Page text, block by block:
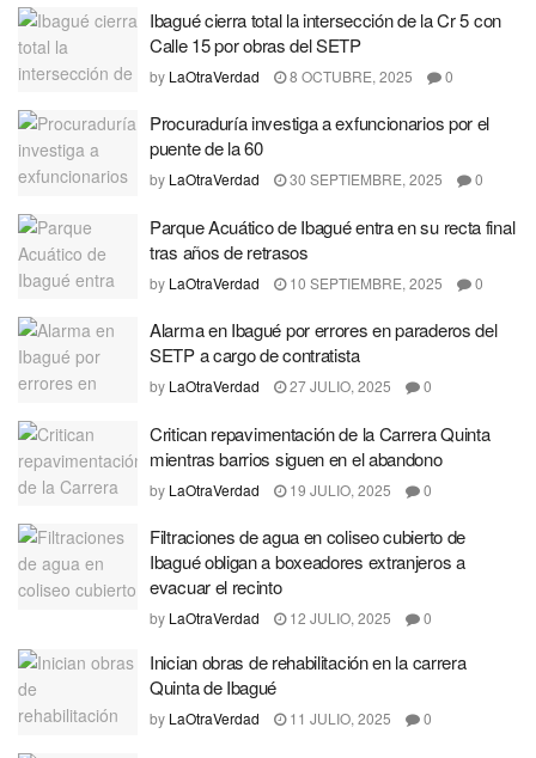
Ibagué cierra total la intersección de la Cr 5 con
Calle 15 por obras del SETP
by LaOtraVerdad 8 OCTUBRE, 2025 0
Procuraduría investiga a exfuncionarios por el
puente de la 60
by LaOtraVerdad 30 SEPTIEMBRE, 2025 0
Parque Acuático de Ibagué entra en su recta final
tras años de retrasos
by LaOtraVerdad 10 SEPTIEMBRE, 2025 0
Alarma en Ibagué por errores en paraderos del
SETP a cargo de contratista
by LaOtraVerdad 27 JULIO, 2025 0
Critican repavimentación de la Carrera Quinta
mientras barrios siguen en el abandono
by LaOtraVerdad 19 JULIO, 2025 0
Filtraciones de agua en coliseo cubierto de
Ibagué obligan a boxeadores extranjeros a
evacuar el recinto
by LaOtraVerdad 12 JULIO, 2025 0
Inician obras de rehabilitación en la carrera
Quinta de Ibagué
by LaOtraVerdad 11 JULIO, 2025 0